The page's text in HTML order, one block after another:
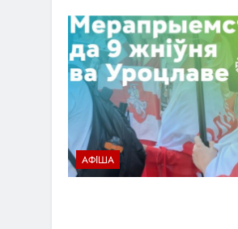
АФІША